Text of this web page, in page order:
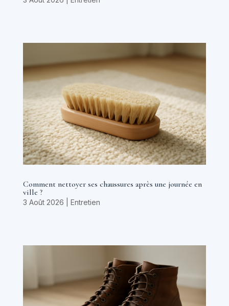
Comment nettoyer ses chaussures après une journée en
ville ?
3 Août 2026 Entretien